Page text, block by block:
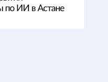
по ИИ в Астане